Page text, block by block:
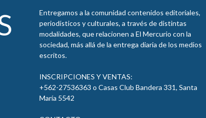
Entregamos a la comunidad contenidos editoriales,
periodísticos y culturales, a través de distintas
modalidades, que relacionen a El Mercurio con la
sociedad, más allá de la entrega diaria de los medios
escritos.
INSCRIPCIONES Y VENTAS:
+562-27536363 o Casas Club Bandera 331, Santa
María 5542